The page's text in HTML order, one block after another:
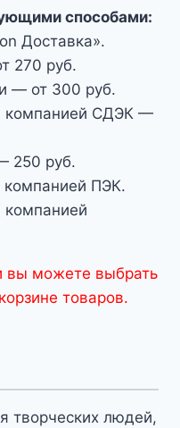
способами:
Доставка».
270 руб.
— от 300 руб.
компанией СДЭК —
250 руб.
компанией ПЭК.
компанией
вы можете выбрать
товаров.
творческих людей,